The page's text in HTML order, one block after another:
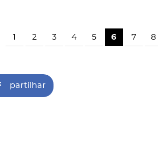
1 2 3 4 5 6 7 8
partilhar